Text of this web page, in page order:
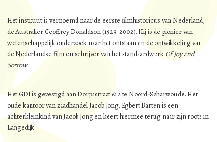
Het instituut is vernoemd naar de eerste filmhistoricus van Nederland,
de Australier Geoffrey Donaldson (1929-2002). Hij is de pionier van
wetenschappelijk onderzoek naar het ontstaan en de ontwikkeling van
de Nederlandse film en schrijver van het standaardwerk Of Joy and
Sorrow.
Het GDI is gevestigd aan Dorpsstraat 612 te Noord-Scharwoude. Het
oude kantoor van zaadhandel Jacob Jong. Egbert Barten is een
achterkleinkind van Jacob Jong en keert hiermee terug naar zijn roots in
Langedijk.